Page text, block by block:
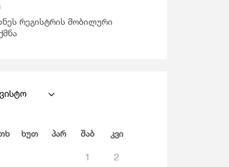
Სოციალური Უზრუნველყოფა
რეგისტრის მობილური
Ხუთ Პარ Შაბ Კვი
1 2